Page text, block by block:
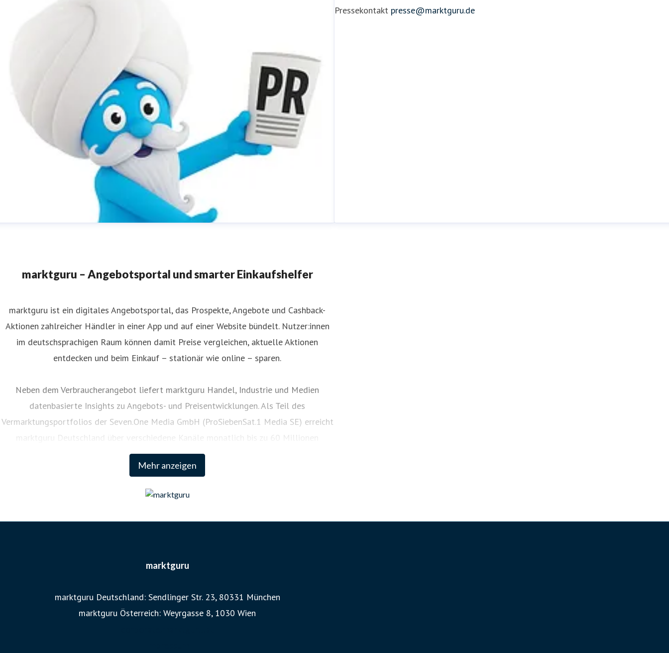
Communications Manager roxane@marktguru.de
Pressekontakt presse@marktguru.de
marktguru – Angebotsportal und smarter Einkaufshelfer
Mehr anzeigen
marktguru ist ein digitales Angebotsportal, das Prospekte, Angebote und Cashback-
Aktionen zahlreicher Händler in einer App und auf einer Website bündelt. Nutzer:innen
im deutschsprachigen Raum können damit Preise vergleichen, aktuelle Aktionen
entdecken und beim Einkauf – stationär wie online – sparen.
Neben dem Verbraucherangebot liefert marktguru Handel, Industrie und Medien
datenbasierte Insights zu Angebots- und Preisentwicklungen. Als Teil des
Vermarktungsportfolios der Seven.One Media GmbH (ProSiebenSat.1 Media SE) erreicht
marktguru Deutschland über verschiedene Kanäle monatlich bis zu 60 Millionen
Konsument:innen.
marktguru
marktguru Deutschland: Sendlinger Str. 23, 80331 München
marktguru Österreich: Weyrgasse 8, 1030 Wien